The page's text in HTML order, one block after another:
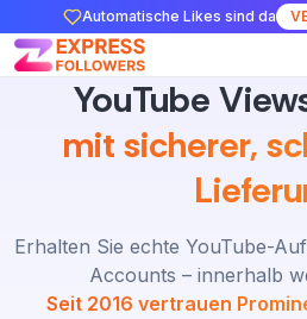
Automatische Likes sind da
YouTube
mit sicherer,
Erhalten Sie echte YouTube-
Accounts – innerhalb
Seit 2016 vertrauen